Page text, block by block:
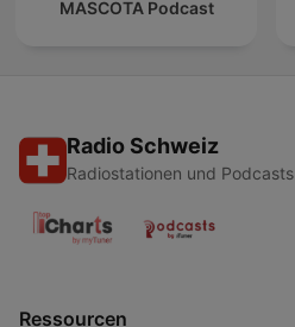
MASCOTA Podcast
Radio Schweiz
Radiostationen und Podcasts
Ressourcen